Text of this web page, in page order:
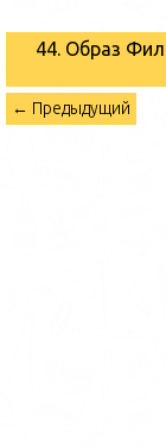
44. Образ
← Предыдущий